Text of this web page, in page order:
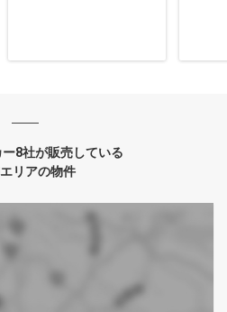
8社が販売している
リアの物件